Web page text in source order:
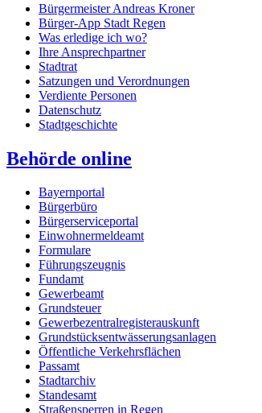
Bürgermeister Andreas Kroner
Bürger-App Stadt Regen
Was erledige ich wo?
Ihre Ansprechpartner
Stadtrat
Satzungen und Verordnungen
Verdiente Personen
Datenschutz
Stadtgeschichte
Behörde online
Bayernportal
Bürgerbüro
Bürgerserviceportal
Einwohnermeldeamt
Formulare
Führungszeugnis
Fundamt
Gewerbeamt
Grundsteuer
Gewerbezentralregisterauskunft
Grundstücksentwässerungsanlagen
Öffentliche Verkehrsflächen
Passamt
Stadtarchiv
Standesamt
Straßensperren in Regen